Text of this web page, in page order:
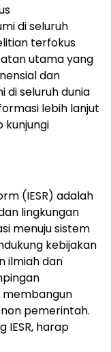
di seluruh
terfokus
utama yang
dan
di seluruh dunia
lebih lanjut
kunjungi
(IESR) adalah
lingkungan
menuju sistem
kebijakan
ilmiah dan
pemerintah.
IESR, harap